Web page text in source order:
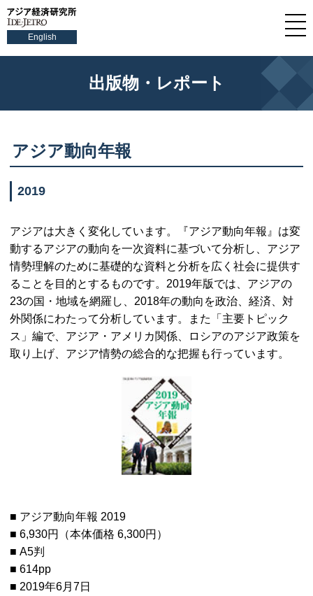
English
出版物・レポート
アジア動向年報
2019
アジアは大きく変化しています。『アジア動向年報』は変
動するアジアの動向を一次資料に基づいて分析し、アジア
情勢理解のために基礎的な資料と分析を広く社会に提供す
ることを目的とするものです。2019年版では、アジアの
23の国・地域を網羅し、2018年の動向を政治、経済、対
外関係にわたって分析しています。また「主要トピック
ス」編で、アジア・アメリカ関係、ロシアのアジア政策を
取り上げ、アジア情勢の総合的な把握も行っています。
■ アジア動向年報 2019
■ 6,930円（本体価格 6,300円）
■ A5判
■ 614pp
■ 2019年6月7日